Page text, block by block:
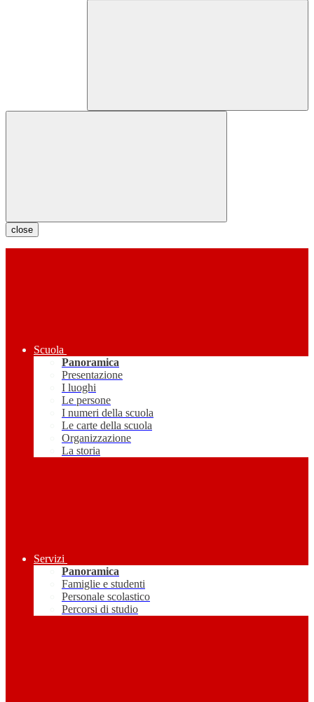
close
Scuola
Panoramica
Presentazione
I luoghi
Le persone
I numeri della scuola
Le carte della scuola
Organizzazione
La storia
Servizi
Panoramica
Famiglie e studenti
Personale scolastico
Percorsi di studio